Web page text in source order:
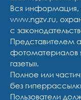
Вся информация,
www.ngzv.ru,
с
Представителем
фотоматериалов
газеты».
Полное или
без
Пользователи